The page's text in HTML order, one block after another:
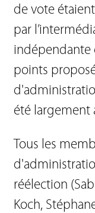
de vote
par
indépendante
points
été largement
Tous les
réélection
Koch,